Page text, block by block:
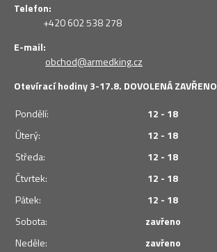
Telefon:
+420 602 538 278
E-mail:
obchod@armedking.cz
Otevírací hodiny 3-17.8. DOVOLENÁ ZAVŘENO
Pondělí:
12 - 18
Úterý:
12 - 18
Středa:
12 - 18
Čtvrtek:
12 - 18
Pátek:
12 - 18
Sobota:
zavřeno
Neděle:
zavřeno